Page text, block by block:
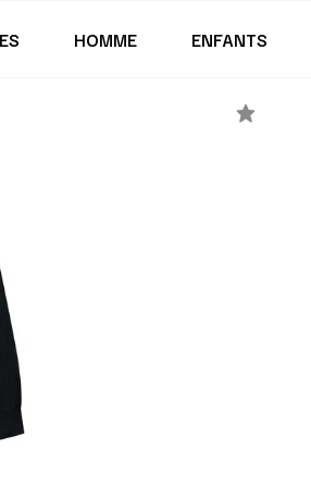
HOMME ENFANTS